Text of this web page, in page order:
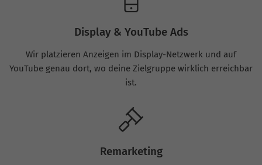
Display & YouTube Ads
Wir platzieren Anzeigen im Display-Netzwerk und auf
YouTube genau dort, wo deine Zielgruppe wirklich erreichbar
ist.
Remarketing